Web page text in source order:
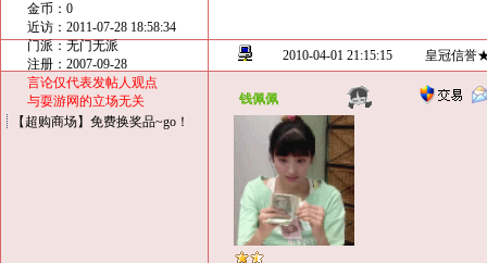
金币：0
近访：2011-07-28 18:58:34
门派：无门无派
注册：2007-09-28
言论仅代表发帖人观点
与耍游网的立场无关
【超购商场】免费换奖品~go！
2010-04-01 21:15:15 皇冠信誉
钱佩佩